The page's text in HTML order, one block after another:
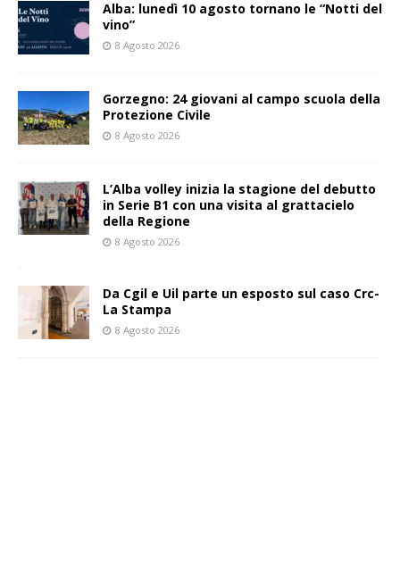
Alba: lunedì 10 agosto tornano le “Notti del
vino”
8 Agosto 2026
Gorzegno: 24 giovani al campo scuola della
Protezione Civile
8 Agosto 2026
L’Alba volley inizia la stagione del debutto
in Serie B1 con una visita al grattacielo
della Regione
8 Agosto 2026
Da Cgil e Uil parte un esposto sul caso Crc-
La Stampa
8 Agosto 2026